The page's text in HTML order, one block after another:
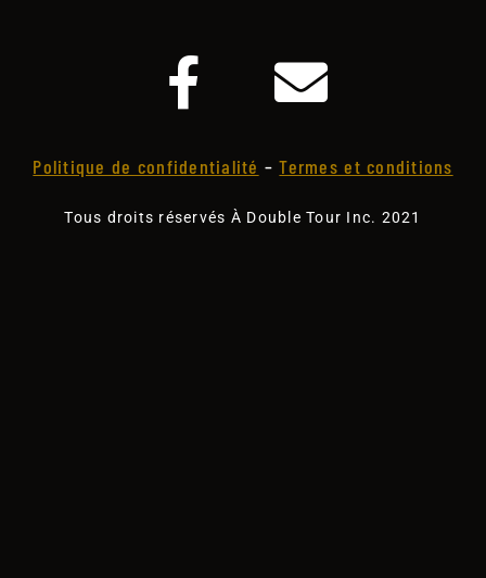
Politique de confidentialité –Termes et conditions
Tous droits réservés À Double Tour Inc. 2021